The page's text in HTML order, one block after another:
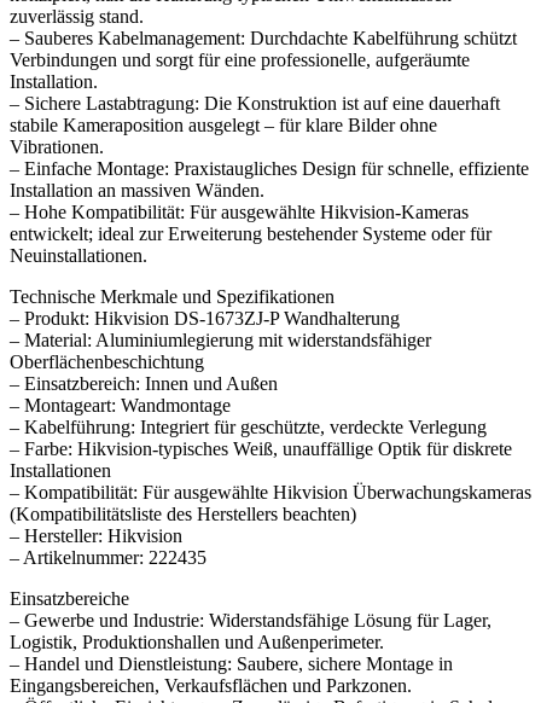
zuverlässig stand.
– Sauberes Kabelmanagement: Durchdachte Kabelführung schützt
Verbindungen und sorgt für eine professionelle, aufgeräumte
Installation.
– Sichere Lastabtragung: Die Konstruktion ist auf eine dauerhaft
stabile Kameraposition ausgelegt – für klare Bilder ohne
Vibrationen.
– Einfache Montage: Praxistaugliches Design für schnelle, effiziente
Installation an massiven Wänden.
– Hohe Kompatibilität: Für ausgewählte Hikvision-Kameras
entwickelt; ideal zur Erweiterung bestehender Systeme oder für
Neuinstallationen.
Technische Merkmale und Spezifikationen
– Produkt: Hikvision DS-1673ZJ-P Wandhalterung
– Material: Aluminiumlegierung mit widerstandsfähiger
Oberflächenbeschichtung
– Einsatzbereich: Innen und Außen
– Montageart: Wandmontage
– Kabelführung: Integriert für geschützte, verdeckte Verlegung
– Farbe: Hikvision-typisches Weiß, unauffällige Optik für diskrete
Installationen
– Kompatibilität: Für ausgewählte Hikvision Überwachungskameras
(Kompatibilitätsliste des Herstellers beachten)
– Hersteller: Hikvision
– Artikelnummer: 222435
Einsatzbereiche
– Gewerbe und Industrie: Widerstandsfähige Lösung für Lager,
Logistik, Produktionshallen und Außenperimeter.
– Handel und Dienstleistung: Saubere, sichere Montage in
Eingangsbereichen, Verkaufsflächen und Parkzonen.